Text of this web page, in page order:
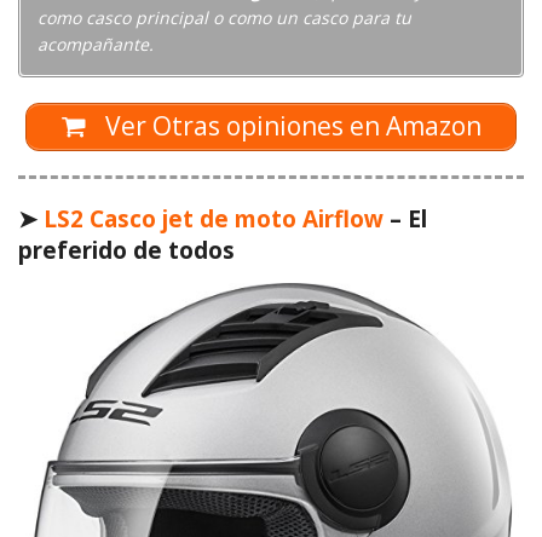
como casco principal o como un casco para tu
acompañante.
Ver Otras opiniones en Amazon
➤ LS2 Casco jet de moto Airflow – El
preferido de todos